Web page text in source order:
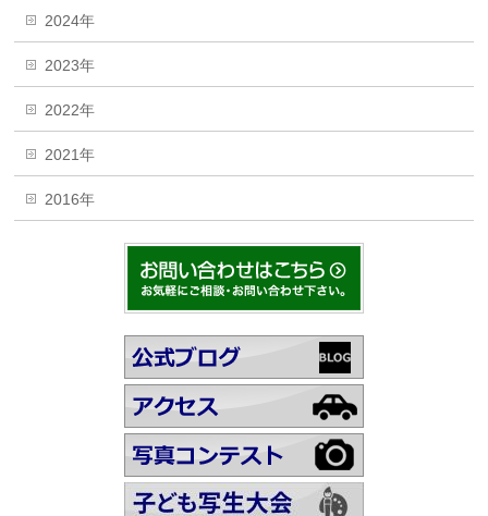
2024年
2023年
2022年
2021年
2016年